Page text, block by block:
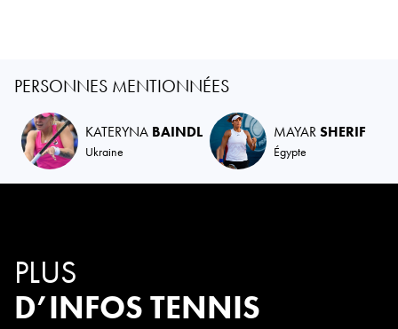
PERSONNES MENTIONNÉES
KATERYNA BAINDL
Ukraine
MAYARSHERIF
Égypte
PLUS
D’INFOS TENNIS